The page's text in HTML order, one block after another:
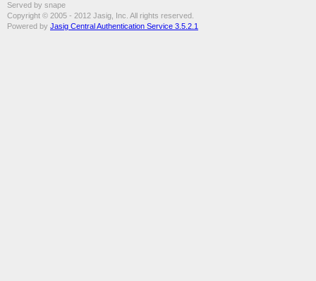
Served by snape
Copyright © 2005 - 2012 Jasig, Inc. All rights reserved.
Powered by Jasig Central Authentication Service 3.5.2.1